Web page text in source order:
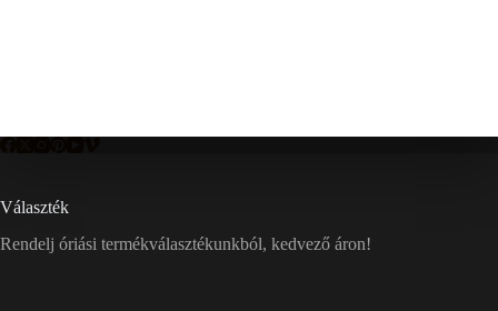
Választék
Rendelj óriási termékválasztékunkból, kedvező áron!